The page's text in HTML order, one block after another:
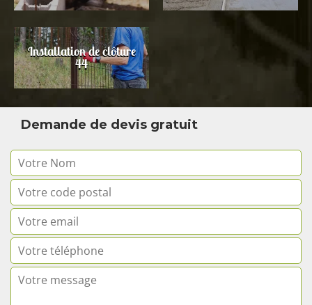
Installation de clôture
44
Demande de devis gratuit